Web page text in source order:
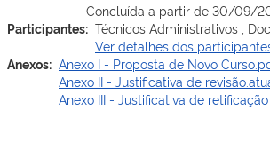
Concluída a partir de 30/09/
Participantes: Técnicos Administrativos ,
Ver detalhes dos
Anexos: Anexo I - Proposta de Novo
Anexo II - Justificativa de
Anexo III - Justificativa de